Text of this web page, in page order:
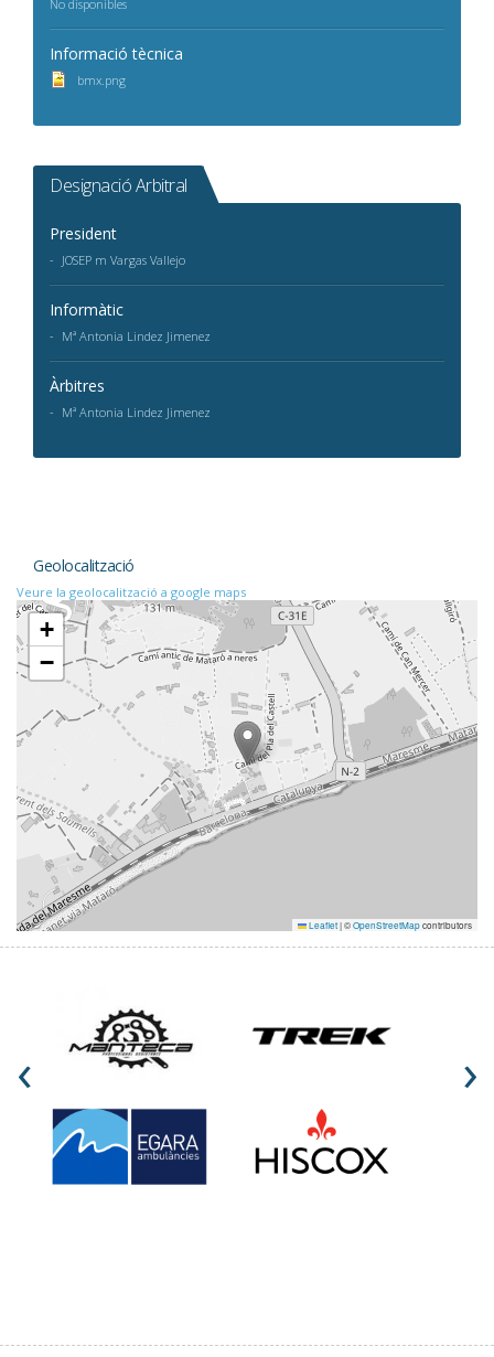
No disponibles
Informació tècnica
bmx.png
Designació Arbitral
President
JOSEP m Vargas Vallejo
Informàtic
Mª Antonia Lindez Jimenez
Àrbitres
Mª Antonia Lindez Jimenez
Geolocalització
Veure la geolocalització a google maps
+
−
Leaflet|©OpenStreetMapcontributors
‹ ›